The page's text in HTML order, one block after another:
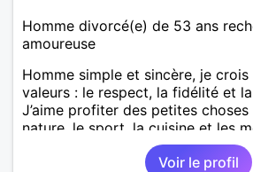
Homme divorcé(e) de 53 ans
amoureuse
Homme simple et sincère, je
valeurs : le respect, la fidélité et
J’aime profiter des petites
nature, le sport, la cuisine et les
tranquilles à la maison.
Voir le profil